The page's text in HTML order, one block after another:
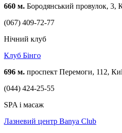
660 м. Бородянський провулок, 3,
(067) 409-72-77
Нічний клуб
Клуб Бінго
696 м. проспект Перемоги, 112,
(044) 424-25-55
SPA і масаж
Лазневий центр Banya Club